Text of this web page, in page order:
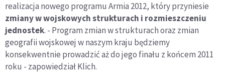
realizacja nowego programu Armia 2012, który przyniesie
zmiany w wojskowych strukturach i rozmieszczeniu
jednostek. - Program zmian w strukturach oraz zmian
geografii wojskowej w naszym kraju będziemy
konsekwentnie prowadzić aż do jego finału z końcem 2011
roku - zapowiedział Klich.